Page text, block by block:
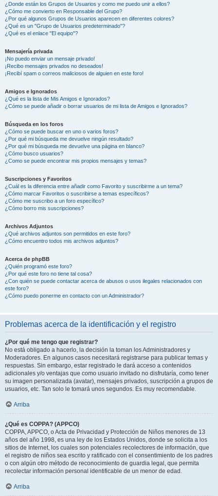
¿Donde están los Grupos de Usuarios y como me puedo unir a ellos?
¿Cómo me convierto en Responsable del Grupo?
¿Por qué algunos Grupos de Usuarios aparecen en diferentes colores?
¿Qué es un "Grupo de Usuarios predeterminado"?
¿Qué es el enlace "El equipo"?
Mensajería privada
¡No puedo enviar un mensaje privado!
¡Recibo mensajes privados no deseados!
¡Recibí spam o correos maliciosos de alguien en este foro!
Amigos e Ignorados
¿Qué es la lista de Mis Amigos e Ignorados?
¿Cómo se puede añadir o borrar usuarios de mi lista de Amigos e Ignorados?
Búsqueda en los foros
¿Cómo se puede buscar en uno o varios foros?
¿Por qué mi búsqueda me devuelve ningún resultado?
¿Por qué mi búsqueda me devuelve una página en blanco?
¿Cómo busco usuarios?
¿Como se puede encontrar mis propios mensajes y temas?
Suscripciones y Favoritos
¿Cuál es la diferencia entre añadir como Favorito y suscribirme a un tema?
¿Cómo marcar Favoritos o suscribirse a temas específicos?
¿Cómo me suscribo a un foro específico?
¿Cómo borro mis suscripciones?
Archivos Adjuntos
¿Qué archivos adjuntos son permitidos en este foro?
¿Cómo encuentro todos mis archivos adjuntos?
Acerca de phpBB
¿Quién programó este foro?
¿Por qué este foro no tiene tal cosa?
¿Con quién se puede contactar acerca de abusos o usos ilegales relacionados con
este foro?
¿Cómo puedo ponerme en contacto con un Administrador?
Problemas acerca de la identificación y el registro
¿Por qué me tengo que registrar?
No está obligado a hacerlo, la decisión la toman los Administradores y
Moderadores. En algunos casos necesitará registrarse para publicar temas y
respuestas. Sin embargo, estar registrado le dará acceso a contenidos
adicionales y/o ventajas que como usuario invitado no disfrutaría, como tener
su imagen personalizada (avatar), mensajes privados, suscripción a grupos de
usuarios, etc. Tan solo le tomará unos segundos. Es muy recomendable.
Arriba
¿Qué es COPPA? (APPCO)
COPPA, APPCO, o Acta de Privacidad y Protección de Niños menores de 13
años del año 1998, es una ley de los Estados Unidos, donde se solicita a los
sitios de Internet, los cuales son potenciales recolectores de información, que
el registro de niños sea escrito y ratificado con el consentimiento de los padres
o con algún otro método de reconocimiento de guardia legal, que permita
recolectar información personal identificable de un menor de edad.
Arriba